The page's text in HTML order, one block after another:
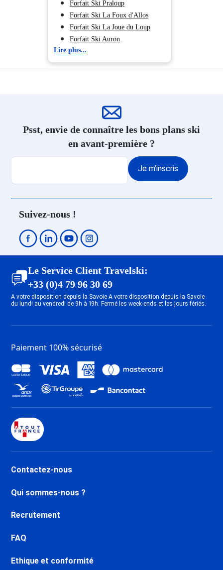
Animaux non acceptés.Forfait Ski Montgenèvre
Forfait Ski Orcières Merlette
1850
Forfait Ski Isola 2000
Forfait Ski Praloup
Forfait Ski La Foux d'Allos
Forfait Ski La Joue du Loup
Forfait Ski Auron
Forfait Ski Puy Saint Vincent
Forfait Ski Risoul
Forfait Ski Orcières Merlette
Forfait Ski Isola 2000
Lire plus...
Psst, envie de connaître les bons plans ski
en avant-première ?
Je m'inscris
Suivez-nous !
Le Service Client Travelski:
+33 (0)4 79 96 30 69
A votre disposition depuis la Savoie A votre disposition depuis la Savoie
du lundi au vendredi de 9h à 19h. Fermé les week-ends et les jours fériés.
Paiement 100% sécurisé
Contactez-nous
Qui sommes-nous ?
Recrutement
FAQ
Ethique et conformité